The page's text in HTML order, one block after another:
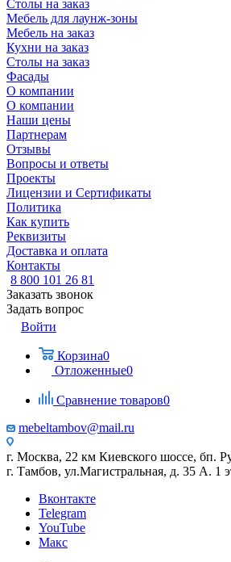
Столы на заказ
Мебель для лаунж-зоны
Мебель на заказ
Кухни на заказ
Столы на заказ
Фасады
О компании
О компании
Наши цены
Партнерам
Отзывы
Вопросы и ответы
Проекты
Лицензии и Сертификаты
Политика
Как купить
Реквизиты
Доставка и оплата
Контакты
8 800 101 26 81
Заказать звонок
Задать вопрос
Войти
Корзина0
Отложенные0
Сравнение товаров0
mebeltambov@mail.ru
г. Москва, 22 км Киевского шоссе, бп.
г. Тамбов, ул.Магистральная, д. 35 А. 1
Вконтакте
Telegram
YouTube
Макс